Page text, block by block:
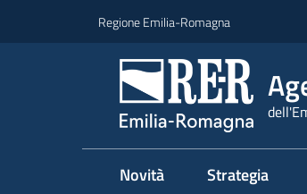
Regione Emilia-Romagna
Novità Strategia